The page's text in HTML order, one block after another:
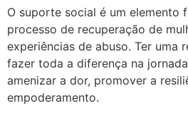
O suporte social é um elemento
processo de recuperação de
experiências de abuso. Ter uma
fazer toda a diferença na
amenizar a dor, promover a
empoderamento.